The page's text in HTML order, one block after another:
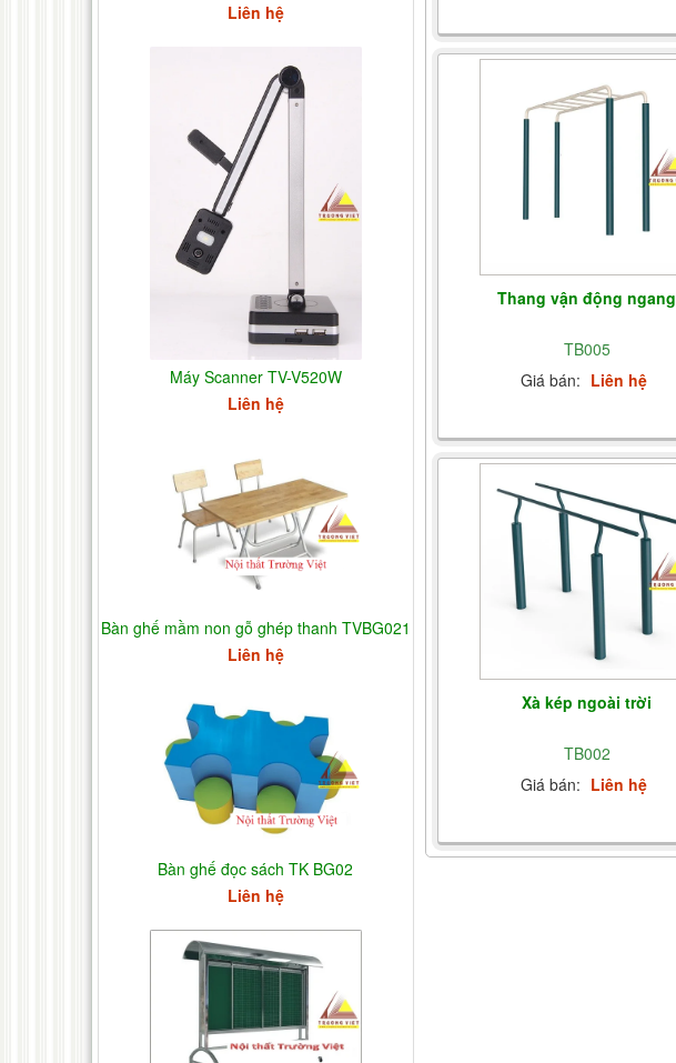
Thang vận động ngang
TB005
Giá bán: Liên hệ
Xà kép ngoài trời
TB002
Giá bán: Liên hệ
Liên hệ
Máy Scanner TV-V520W
Liên hệ
Bàn ghế mầm non gỗ ghép thanh TVBG021
Liên hệ
Bàn ghế đọc sách TK BG02
Liên hệ